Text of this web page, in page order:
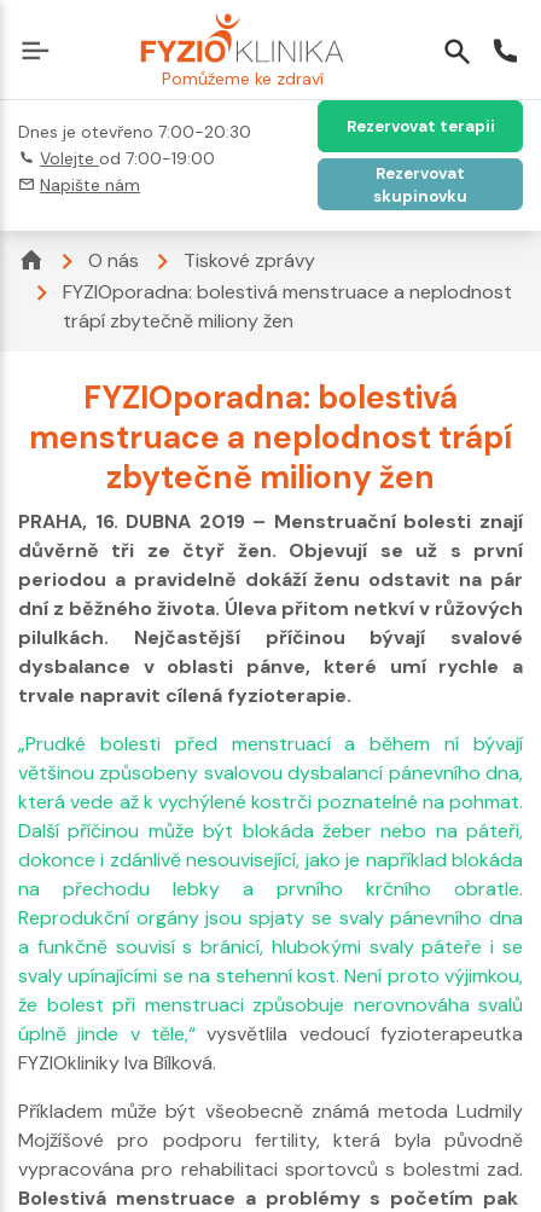
Pomůžeme ke zdraví
Dnes je otevřeno 7:00-20:30
Volejte od 7:00-19:00
Napište nám
Rezervovat terapii
Rezervovat
skupinovku
O nás
Tiskové zprávy
FYZIOporadna: bolestivá menstruace a neplodnost
trápí zbytečně miliony žen
FYZIOporadna: bolestivá
menstruace a neplodnost trápí
zbytečně miliony žen
PRAHA, 16. DUBNA 2019 – Menstruační bolesti znají
důvěrně tři ze čtyř žen. Objevují se už s první
periodou a pravidelně dokáží ženu odstavit na pár
dní z běžného života. Úleva přitom netkví v růžových
pilulkách. Nejčastější příčinou bývají svalové
dysbalance v oblasti pánve, které umí rychle a
trvale napravit cílená fyzioterapie.
„Prudké bolesti před menstruací a během ní bývají
většinou způsobeny svalovou dysbalancí pánevního dna,
která vede až k vychýlené kostrči poznatelné na pohmat.
Další příčinou může být blokáda žeber nebo na páteři,
dokonce i zdánlivě nesouvisející, jako je například blokáda
na přechodu lebky a prvního krčního obratle.
Reprodukční orgány jsou spjaty se svaly pánevního dna
a funkčně souvisí s bránicí, hlubokými svaly páteře i se
svaly upínajícími se na stehenní kost. Není proto výjimkou,
že bolest při menstruaci způsobuje nerovnováha svalů
úplně jinde v těle,“ vysvětlila vedoucí fyzioterapeutka
FYZIOkliniky Iva Bílková.
Příkladem může být všeobecně známá metoda Ludmily
Mojžíšové pro podporu fertility, která byla původně
vypracována pro rehabilitaci sportovců s bolestmi zad.
Bolestivá menstruace a problémy s početím pak